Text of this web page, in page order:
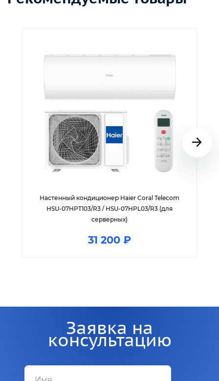
Настенный кондиционер Haier Coral Telecom
HSU-07HPT103/R3 / HSU-07HPL03/R3 (для
серверных)
31 200 ₽
Заявка на
консультацию